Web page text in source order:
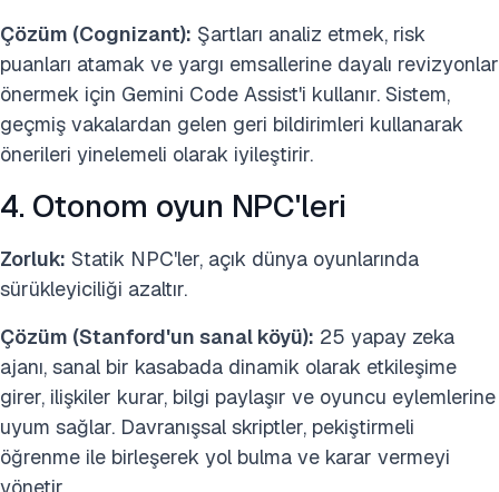
Çözüm (Cognizant): Şartları analiz etmek, risk
puanları atamak ve yargı emsallerine dayalı revizyonlar
önermek için Gemini Code Assist'i kullanır. Sistem,
geçmiş vakalardan gelen geri bildirimleri kullanarak
önerileri yinelemeli olarak iyileştirir.
4. Otonom oyun NPC'leri
Zorluk: Statik NPC'ler, açık dünya oyunlarında
sürükleyiciliği azaltır.
Çözüm (Stanford'un sanal köyü): 25 yapay zeka
ajanı, sanal bir kasabada dinamik olarak etkileşime
girer, ilişkiler kurar, bilgi paylaşır ve oyuncu eylemlerine
uyum sağlar. Davranışsal skriptler, pekiştirmeli
öğrenme ile birleşerek yol bulma ve karar vermeyi